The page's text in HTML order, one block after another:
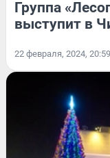
Группа
выступит в
22 февраля, 2024, 20:59